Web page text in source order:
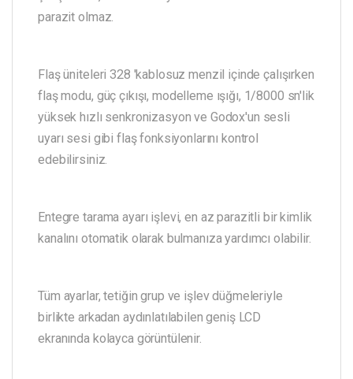
parazit olmaz.
Flaş üniteleri 328 'kablosuz menzil içinde çalışırken
flaş modu, güç çıkışı, modelleme ışığı, 1/8000 sn'lik
yüksek hızlı senkronizasyon ve Godox'un sesli
uyarı sesi gibi flaş fonksiyonlarını kontrol
edebilirsiniz.
Entegre tarama ayarı işlevi, en az parazitli bir kimlik
kanalını otomatik olarak bulmanıza yardımcı olabilir.
Tüm ayarlar, tetiğin grup ve işlev düğmeleriyle
birlikte arkadan aydınlatılabilen geniş LCD
ekranında kolayca görüntülenir.